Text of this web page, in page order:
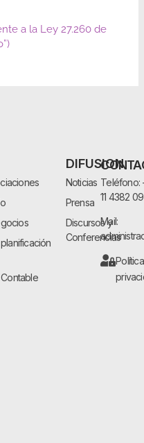
a la Ley 27.260 de
DIFUSION
Noticias
Prensa
Discursos y
Conferencias
Teléfono:
11 4382
Mail: